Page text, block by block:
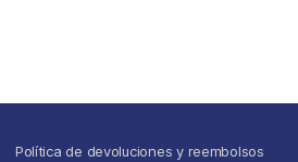
Política de devoluciones y reembolsos